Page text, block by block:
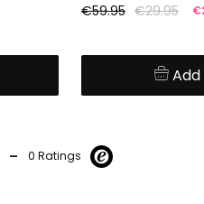
€59.95 €29.95
- 0 Ratings